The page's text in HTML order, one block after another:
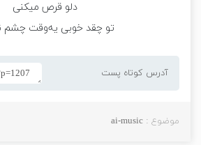
دلو قرص میکنی
تو‌ چقد خوبی یه‌وقت چشم
آدرس کوتاه پست
موضوع : ai-music